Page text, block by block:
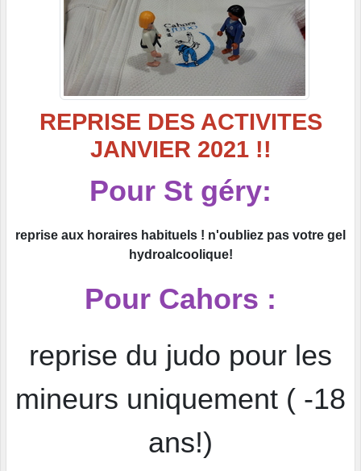
REPRISE DES ACTIVITES
JANVIER 2021 !!
Pour St géry:
reprise aux horaires habituels ! n'oubliez pas votre gel
hydroalcoolique!
Pour Cahors :
reprise du judo pour les
mineurs uniquement ( -18
ans!)